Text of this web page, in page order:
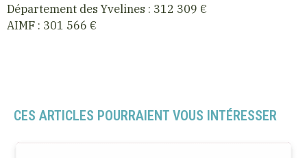
Département des Yvelines : 312 309 €
AIMF : 301 566 €
CES ARTICLES POURRAIENT VOUS INTÉRESSER